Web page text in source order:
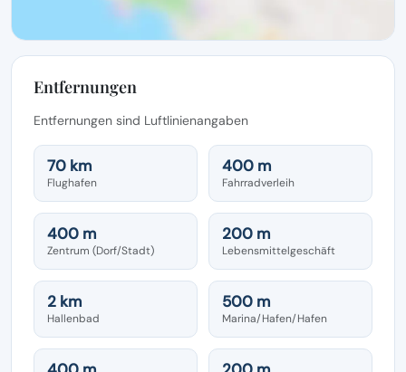
Entfernungen
Entfernungen sind Luftlinienangaben
70 km
Flughafen
400 m
Fahrradverleih
400 m
Zentrum (Dorf/Stadt)
200 m
Lebensmittelgeschäft
2 km
Hallenbad
500 m
Marina/Hafen/Hafen